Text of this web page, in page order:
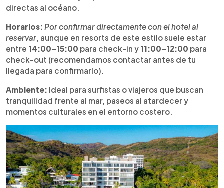
directas al océano.
Horarios: Por confirmar directamente con el hotel al
reservar, aunque en resorts de este estilo suele estar
entre 14:00–15:00 para check-in y 11:00–12:00 para
check-out (recomendamos contactar antes de tu
llegada para confirmarlo).
Ambiente: Ideal para surfistas o viajeros que buscan
tranquilidad frente al mar, paseos al atardecer y
momentos culturales en el entorno costero.